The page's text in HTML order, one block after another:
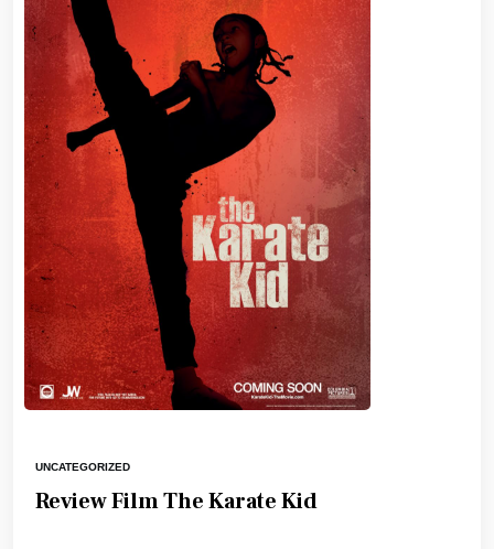
UNCATEGORIZED
Review Film The Karate Kid